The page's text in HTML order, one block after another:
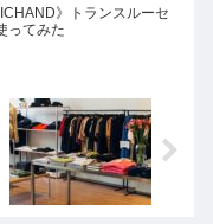
》トランスルーセ
ってみた